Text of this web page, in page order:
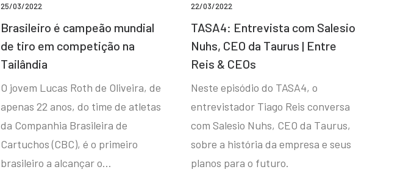
25/03/2022
Brasileiro é campeão mundial
de tiro em competição na
Tailândia
O jovem Lucas Roth de Oliveira, de
apenas 22 anos, do time de atletas
da Companhia Brasileira de
Cartuchos (CBC), é o primeiro
brasileiro a alcançar o…
22/03/2022
TASA4: Entrevista com Salesio
Nuhs, CEO da Taurus | Entre
Reis & CEOs
Neste episódio do TASA4, o
entrevistador Tiago Reis conversa
com Salesio Nuhs, CEO da Taurus,
sobre a história da empresa e seus
planos para o futuro.